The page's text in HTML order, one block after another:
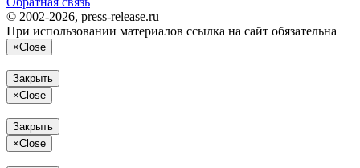
© 2002-2026, press-release.ru
При использовании материалов ссылка на сайт обязательна
×Close
Закрыть
×Close
Закрыть
×Close